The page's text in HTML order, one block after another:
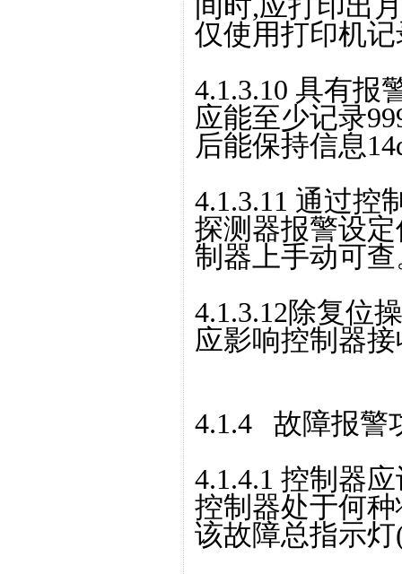
间时,应打印出
仅使用打印机
4.1.3.10 具有报
应能至少记录
后能保持信息
4.1.3.11 通过控
探测器报警设
制器上手动可查
4.1.3.12除复位
应影响控制器
4.1.4 故障报警
4.1.4.1 控制器
控制器处于何
该故障总指示